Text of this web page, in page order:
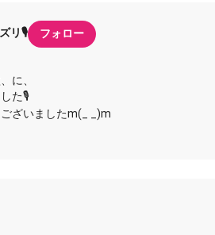
リ🎙️ フォロー
に、
た🎙️
ざいましたm(_ _)m